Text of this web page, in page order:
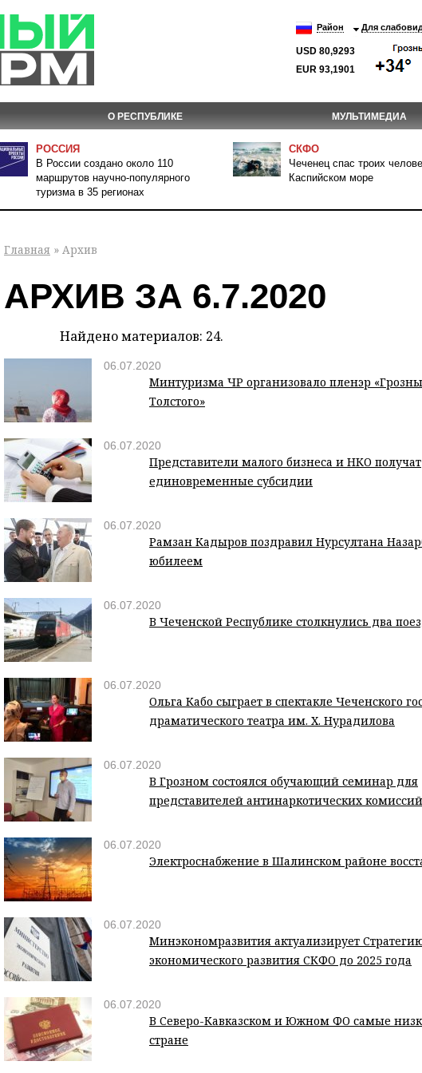
Район Для
USD 80,9293
EUR 93,1901
О РЕСПУБЛИКЕ МУЛЬТИМЕДИА
РОССИЯ
В России создано около 110
маршрутов научно-популярного
туризма в 35 регионах
СКФО
Чеченец спас троих
Каспийском море
Главная » Архив
АРХИВ ЗА 6.7.2020
Найдено материалов: 24.
06.07.2020
Минтуризма ЧР организовало пленэр
Толстого»
06.07.2020
Представители малого бизнеса и НКО получат
единовременные субсидии
06.07.2020
Рамзан Кадыров поздравил Нурсултана
юбилеем
06.07.2020
В Чеченской Республике столкнулись два
06.07.2020
Ольга Кабо сыграет в спектакле Чеченского
драматического театра им. Х. Нурадилова
06.07.2020
В Грозном состоялся обучающий семинар для
представителей антинаркотических комиссий
06.07.2020
Электроснабжение в Шалинском районе
06.07.2020
Минэкономразвития актуализирует
экономического развития СКФО до 2025 года
06.07.2020
В Северо-Кавказском и Южном ФО самые
стране